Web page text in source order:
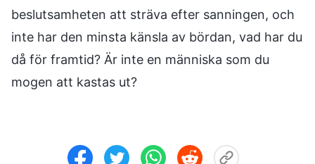
beslutsamheten att sträva efter sanningen, och
inte har den minsta känsla av bördan, vad har du
då för framtid? Är inte en människa som du
mogen att kastas ut?